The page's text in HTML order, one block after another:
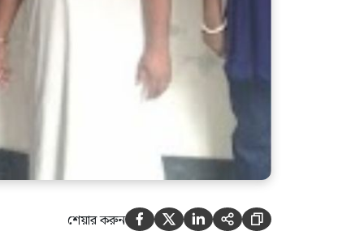
শেয়ার করুন     